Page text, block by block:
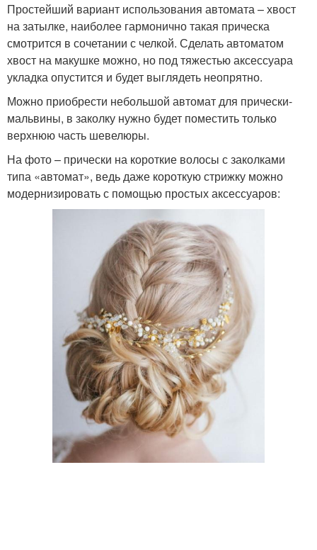
Простейший вариант использования автомата – хвост
на затылке, наиболее гармонично такая прическа
смотрится в сочетании с челкой. Сделать автоматом
хвост на макушке можно, но под тяжестью аксессуара
укладка опустится и будет выглядеть неопрятно.
Можно приобрести небольшой автомат для прически-
мальвины, в заколку нужно будет поместить только
верхнюю часть шевелюры.
На фото – прически на короткие волосы с заколками
типа «автомат», ведь даже короткую стрижку можно
модернизировать с помощью простых аксессуаров: